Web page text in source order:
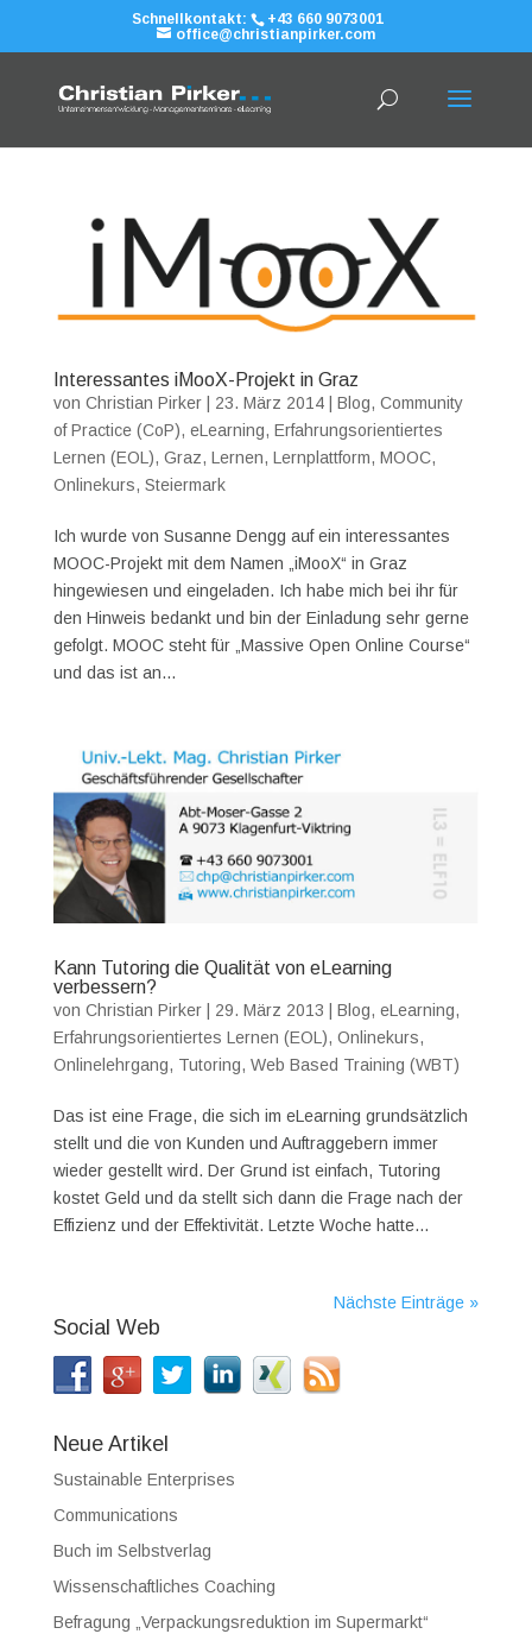
Schnellkontakt:
+43 660 9073001
office@christianpirker.com
Interessantes iMooX-Projekt in Graz
von Christian Pirker| 23. März 2014| Blog, Community
of Practice (CoP), eLearning, Erfahrungsorientiertes
Lernen (EOL), Graz, Lernen, Lernplattform, MOOC,
Onlinekurs, Steiermark
Ich wurde von Susanne Dengg auf ein interessantes
MOOC-Projekt mit dem Namen „iMooX“ in Graz
hingewiesen und eingeladen. Ich habe mich bei ihr für
den Hinweis bedankt und bin der Einladung sehr gerne
gefolgt. MOOC steht für „Massive Open Online Course“
und das ist an...
Kann Tutoring die Qualität von eLearning
verbessern?
von Christian Pirker| 29. März 2013 Blog, eLearning,
Erfahrungsorientiertes Lernen (EOL), Onlinekurs,
Onlinelehrgang, Tutoring, Web Based Training (WBT)
Das ist eine Frage, die sich im eLearning grundsätzlich
stellt und die von Kunden und Auftraggebern immer
wieder gestellt wird. Der Grund ist einfach, Tutoring
kostet Geld und da stellt sich dann die Frage nach der
Effizienz und der Effektivität. Letzte Woche hatte...
Nächste Einträge »
Social Web
Neue Artikel
Sustainable Enterprises
Communications
Buch im Selbstverlag
Wissenschaftliches Coaching
Befragung „Verpackungsreduktion im Supermarkt“